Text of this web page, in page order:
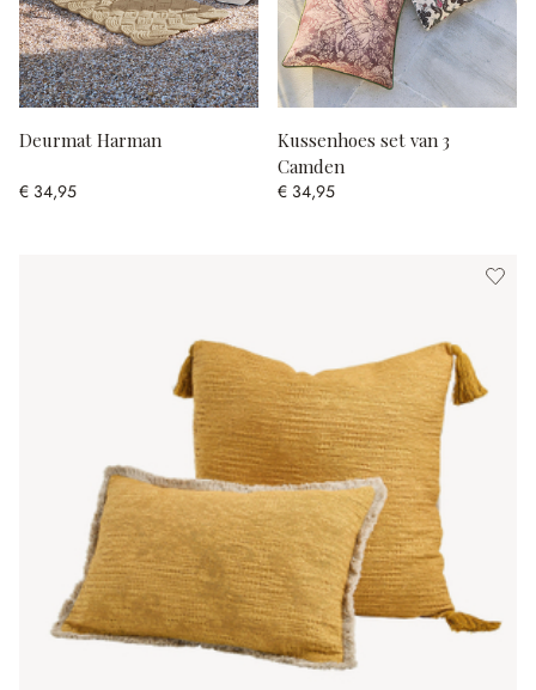
Deurmat Harman
€ 34,95
Kussenhoes set van 3
Camden
€ 34,95